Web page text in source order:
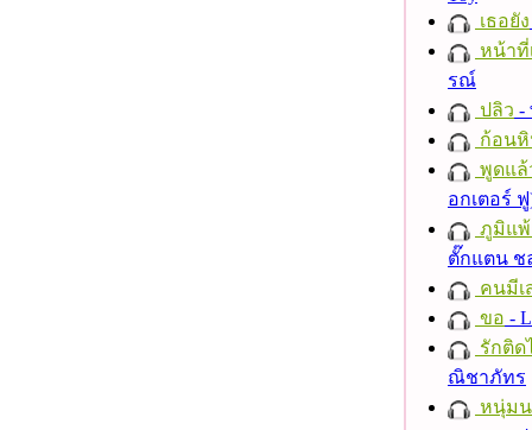
เธอยัง
หน้าที่
รณ์
ปลิว -
ก้อน
พูดแล้
อกเตอร์
ภูมิแพ้
ตั๊กแตน ช
คนมีเ
ขอ -
รักติด
ณิชาภัทร
หนุ่มน